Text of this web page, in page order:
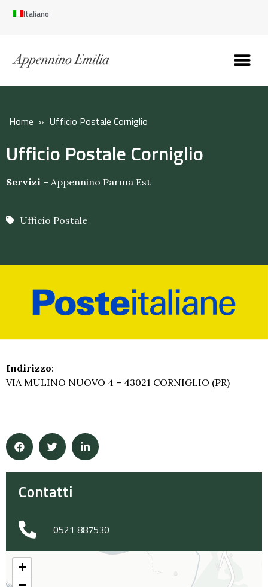
Italiano
Home » Ufficio Postale Corniglio
Ufficio Postale Corniglio
Servizi – Appennino Parma Est
Ufficio Postale
Indirizzo:
VIA MULINO NUOVO 4 – 43021 CORNIGLIO (PR)
Contatti
0521 887530
+